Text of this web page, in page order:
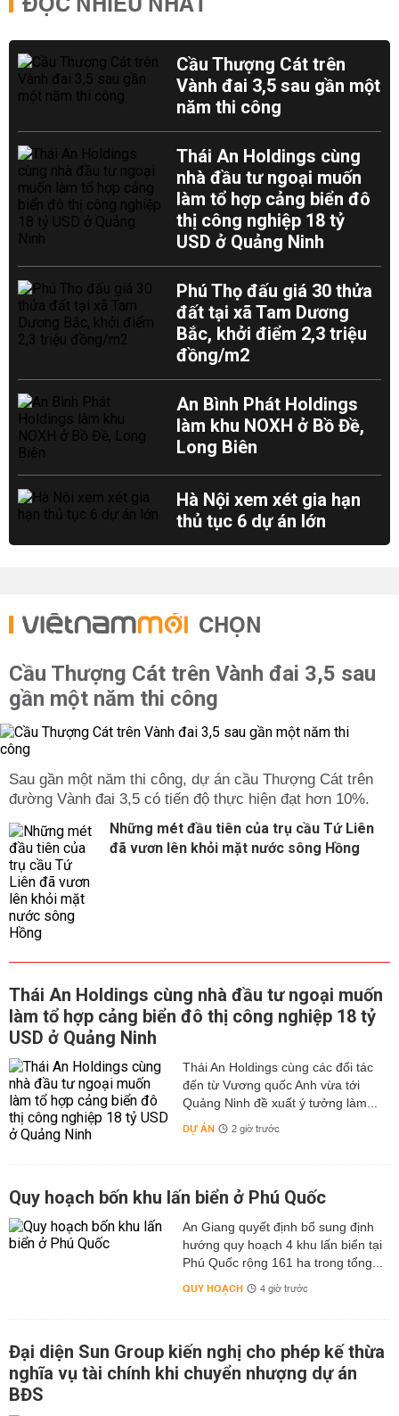
Cầu Thượng Cát trên
Vành đai 3,5 sau gần một
năm thi công
Thái An Holdings cùng
nhà đầu tư ngoại muốn
làm tổ hợp cảng biển đô
thị công nghiệp 18 tỷ
USD ở Quảng Ninh
Phú Thọ đấu giá 30 thửa
đất tại xã Tam Dương
Bắc, khởi điểm 2,3 triệu
đồng/m2
An Bình Phát Holdings
làm khu NOXH ở Bồ Đề,
Long Biên
Hà Nội xem xét gia hạn
thủ tục 6 dự án lớn
CHỌN
Cầu Thượng Cát trên Vành đai 3,5 sau
gần một năm thi công
Sau gần một năm thi công, dự án cầu Thượng Cát trên
đường Vành đai 3,5 có tiến độ thực hiện đạt hơn 10%.
Những mét đầu tiên của trụ cầu Tứ Liên
đã vươn lên khỏi mặt nước sông Hồng
Thái An Holdings cùng nhà đầu tư ngoại muốn
làm tổ hợp cảng biển đô thị công nghiệp 18 tỷ
USD ở Quảng Ninh
Thái An Holdings cùng các đối tác
đến từ Vương quốc Anh vừa tới
Quảng Ninh đề xuất ý tưởng làm...
DỰ ÁN 2 giờ trước
Quy hoạch bốn khu lấn biển ở Phú Quốc
An Giang quyết định bổ sung định
hướng quy hoạch 4 khu lấn biển tại
Phú Quốc rộng 161 ha trong tổng...
QUY HOẠCH 4 giờ trước
Đại diện Sun Group kiến nghị cho phép kế thừa
nghĩa vụ tài chính khi chuyển nhượng dự án
BĐS